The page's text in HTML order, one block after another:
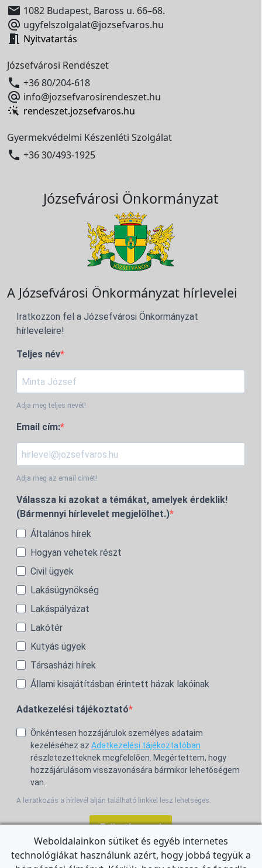
 1082 Budapest, Baross u. 66–68.
 ugyfelszolgalat@jozsefvaros.hu
 Nyitvatartás
Józsefvárosi Rendészet
 +36 80/204-618
 info@jozsefvarosirendeszet.hu
rendeszet.jozsefvaros.hu
Gyermekvédelmi Készenléti Szolgálat
 +36 30/493-1925
Józsefvárosi Önkormányzat
A Józsefvárosi Önkormányzat hírlevelei
Iratkozzon fel a Józsefvárosi Önkormányzat
hírleveleire!
Teljes név
Adja meg teljes nevét!
Email cím:
Adja meg az email címét!
Válassza ki azokat a témákat, amelyek érdeklik!
(Bármennyi hírlevelet megjelölhet.)
Általános hírek
Hogyan vehetek részt
Civil ügyek
Lakásügynökség
Lakáspályázat
Lakótér
Kutyás ügyek
Társasházi hírek
Állami kisajátításban érintett házak lakóinak
Adatkezelési tájékoztató
Önkéntesen hozzájárulok személyes adataim
kezeléséhez az Adatkezelési tájékoztatóban
részletezetteknek megfelelően. Megértettem, hogy
hozzájárulásom visszavonására bármikor lehetőségem
van.
A leiratkozás a hírlevél alján található linkkel lesz lehetséges.
Feliratkozom!
Weboldalainkon sütiket és egyéb internetes
technológiákat használunk azért, hogy jobbá tegyük a